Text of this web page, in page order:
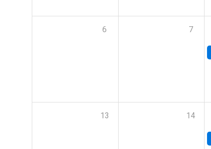
6 7
13 14